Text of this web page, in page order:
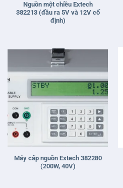
Nguồn một chiều Extech
382213 (đầu ra 5V và 12V cố
định)
Máy cấp nguồn Extech 382280
(200W, 40V)